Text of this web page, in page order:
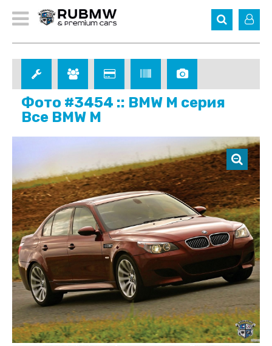
Фото #3454 :: BMW M серия
Все BMW M